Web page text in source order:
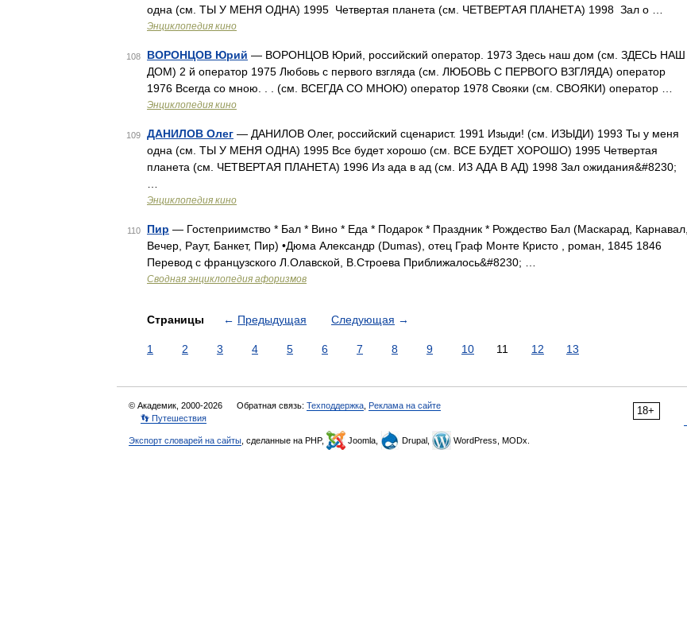
одна (см. ТЫ У МЕНЯ ОДНА) 1995 Четвертая планета (см. ЧЕТВЕРТАЯ ПЛАНЕТА) 1998 Зал о …
Энциклопедия кино
108 ВОРОНЦОВ Юрий — ВОРОНЦОВ Юрий, российский оператор. 1973 Здесь наш дом (см. ЗДЕСЬ НАШ
ДОМ) 2 й оператор 1975 Любовь с первого взгляда (см. ЛЮБОВЬ С ПЕРВОГО ВЗГЛЯДА) оператор
1976 Всегда со мною. . . (см. ВСЕГДА СО МНОЮ) оператор 1978 Свояки (см. СВОЯКИ) оператор …
Энциклопедия кино
109 ДАНИЛОВ Олег — ДАНИЛОВ Олег, российский сценарист. 1991 Изыди! (см. ИЗЫДИ) 1993 Ты у меня
одна (см. ТЫ У МЕНЯ ОДНА) 1995 Все будет хорошо (см. ВСЕ БУДЕТ ХОРОШО) 1995 Четвертая
планета (см. ЧЕТВЕРТАЯ ПЛАНЕТА) 1996 Из ада в ад (см. ИЗ АДА В АД) 1998 Зал ожидания&#8230;
Энциклопедия кино
110 Пир — Гостеприимство * Бал * Вино * Еда * Подарок * Праздник * Рождество Бал (Маскарад, Карнавал,
Вечер, Раут, Банкет, Пир) •Дюма Александр (Dumas), отец Граф Монте Кристо , роман, 1845 1846
Перевод с французского Л.Олавской, В.Строева Приближалось&#8230; …
Сводная энциклопедия афоризмов
Страницы ← Предыдущая Следующая →
1 2 3 4 5 6 7 8 9 10 11 12 13
18+
© Академик, 2000-2026 Обратная связь: Техподдержка Реклама на сайте
👣 Путешествия
Экспорт словарей на сайты , сделанные на PHP, Joomla, Drupal, WordPress, MODx.